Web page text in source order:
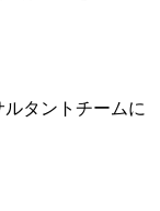
タントチームに